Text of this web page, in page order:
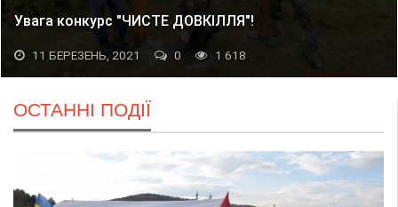
Увага конкурс "ЧИСТЕ ДОВКІЛЛЯ"!
11 БЕРЕЗЕНЬ, 2021 0 1 618
ОСТАННІ ПОДІЇ